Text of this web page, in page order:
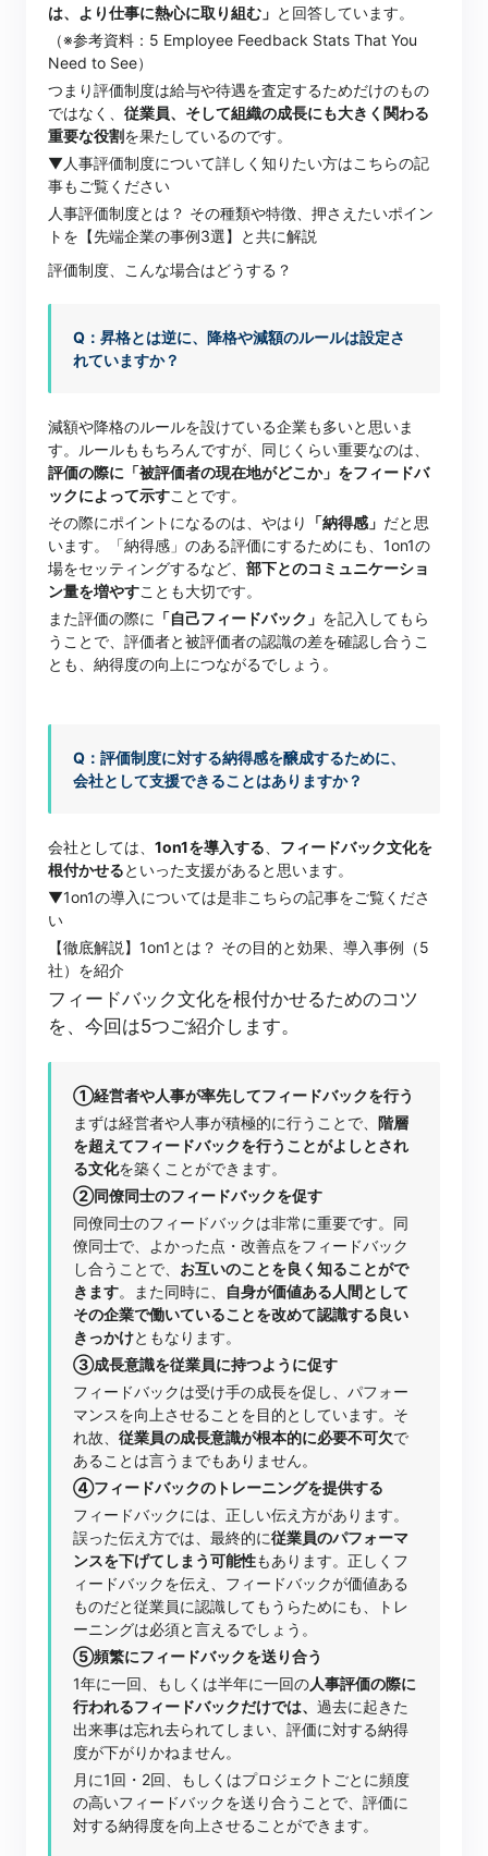
は、より仕事に熱心に取り組む」 と回答しています。
（※参考資料： 5 Employee Feedback Stats That You
Need to See）
つまり評価制度は給与や待遇を査定するためだけのもの
ではなく、 従業員、そして組織の成長にも大きく関わる
重要な役割を果たしているのです。
▼人事評価制度について詳しく知りたい方はこちらの記
事もご覧ください
人事評価制度とは？ その種類や特徴、押さえたいポイン
トを【先端企業の事例3選】と共に解説
評価制度、こんな場合はどうする？
Q：昇格とは逆に、降格や減額のルールは設定さ
れていますか？
減額や降格のルールを設けている企業も多いと思いま
す。ルールももちろんですが、同じくらい重要なのは、
評価の際に「被評価者の現在地がどこか」をフィードバ
ックによって示すことです。
その際にポイントになるのは、やはり
「納得感」 だと思
います。「納得感」のある評価にするためにも、1on1の
場をセッティングするなど、 部下とのコミュニケーショ
ン量を増やすことも大切です。
また評価の際に 「自己フィードバック」 を記入してもら
うことで、評価者と被評価者の認識の差を確認し合うこ
とも、納得度の向上につながるでしょう。
Q：評価制度に対する納得感を醸成するために、
会社として支援できることはありますか？
会社としては、 1on1を導入する
フィードバック文化を
根付かせるといった支援があると思います。
▼1on1の導入については是非こちらの記事をご覧くださ
い
【徹底解説】1on1とは？ その目的と効果、導入事例（5
社）を紹介
フィードバック文化を根付かせるためのコツ
を、今回は5つご紹介します。
①経営者や人事が率先してフィードバックを行う
まずは経営者や人事が積極的に行うことで、 階層
を超えてフィードバックを行うことがよしとされ
る文化を築くことができます。
②同僚同士のフィードバックを促す
同僚同士のフィードバックは非常に重要です。同
僚同士で、よかった点・改善点をフィードバック
し合うことで、 お互いのことを良く知ることがで
きます。また同時に、
自身が価値ある人間として
その企業で働いていることを改めて認識する良い
きっかけともなります。
③成長意識を従業員に持つように促す
フィードバックは受け手の成長を促し、パフォー
マンスを向上させることを目的としています。そ
れ故、 従業員の成長意識が根本的に必要不可欠で
あることは言うまでもありません。
④フィードバックのトレーニングを提供する
フィードバックには、正しい伝え方があります。
誤った伝え方では、最終的に従業員のパフォーマ
ンスを下げてしまう可能性もあります。正しくフ
ィードバックを伝え、フィードバックが価値ある
ものだと従業員に認識してもうらためにも、トレ
ーニングは必須と言えるでしょう。
⑤頻繁にフィードバックを送り合う
1年に一回、もしくは半年に一回の人事評価の際に
行われるフィードバックだけでは、 過去に起きた
出来事は忘れ去られてしまい、評価に対する納得
度が下がりかねません。
月に1回・2回、もしくはプロジェクトごとに頻度
の高いフィードバックを送り合うことで、評価に
対する納得度を向上させることができます。